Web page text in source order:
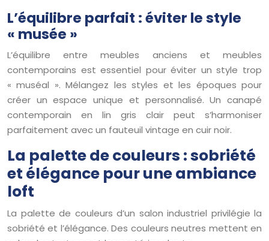
L’équilibre parfait : éviter le style
« musée »
L’équilibre entre meubles anciens et meubles
contemporains est essentiel pour éviter un style trop
« muséal ». Mélangez les styles et les époques pour
créer un espace unique et personnalisé. Un canapé
contemporain en lin gris clair peut s’harmoniser
parfaitement avec un fauteuil vintage en cuir noir.
La palette de couleurs : sobriété
et élégance pour une ambiance
loft
La palette de couleurs d’un salon industriel privilégie la
sobriété et l’élégance. Des couleurs neutres mettent en